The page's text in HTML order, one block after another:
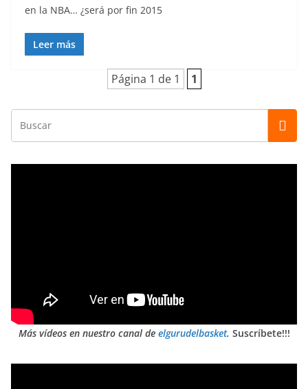
en la NBA… ¿será por fin 2015
Leer más
Página 1 de 1 1
Más vídeos en nuestro canal de elgurudelbasket. Suscríbete!!!